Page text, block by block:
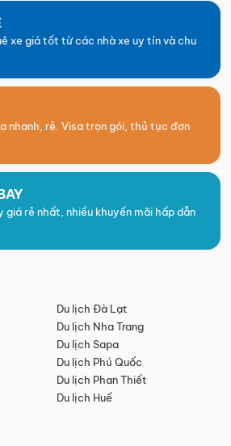
xe giá tốt từ các nhà xe uy tín và chu
nhanh, rẻ. Visa trọn gói, thủ tục đơn
giá rẻ nhất, nhiều khuyến mãi hấp dẫn
Du lịch Đà Lạt
Du lịch Nha Trang
Du lịch Sapa
Du lịch Phú Quốc
Du lịch Phan Thiết
Du lịch Huế